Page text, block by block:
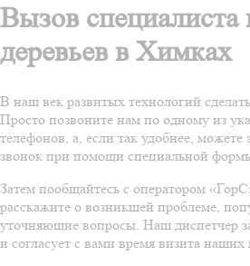
Вызов
деревьев в Химках
В наш век развитых технологий
Просто позвоните нам по одному из
телефонов, а, если так удобнее, можете
звонок при помощи специальной
Затем пообщайтесь с оператором
расскажите о возникшей проблеме,
уточняющие вопросы. Наш диспетчер
и согласует с вами время визита наших